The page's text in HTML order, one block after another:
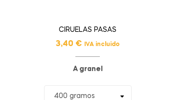
CIRUELAS PASAS
3,40 € IVA incluido
A granel